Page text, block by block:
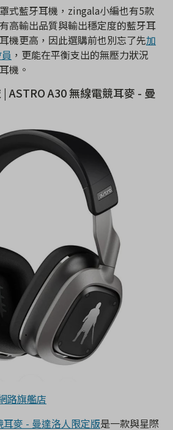
式藍牙耳機，zingala小編也有5款
高輸出品質與輸出穩定度的藍牙耳
機更高，因此選購前也別忘了先加
，更能在平衡支出的無壓力狀況
機。
| ASTRO A30 無線電競耳麥 - 曼
路旗艦店
耳麥 - 曼達洛人限定版是一款與星際